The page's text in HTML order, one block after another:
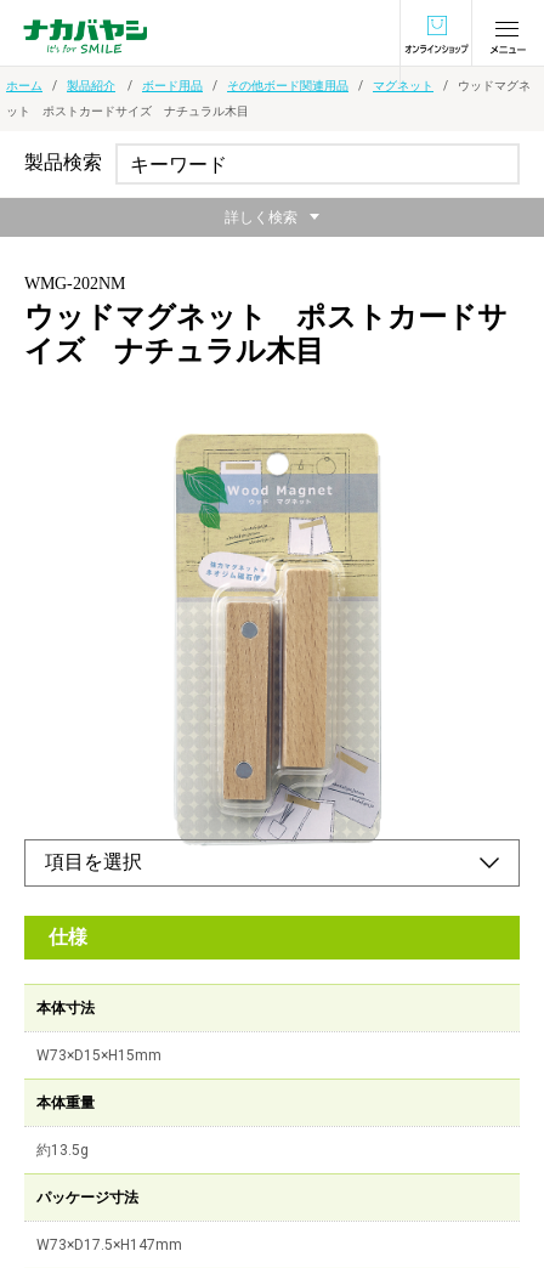
オンラインショ
ホーム 製品紹介 ボード用品 その他ボード関連用品 マグネット
ウッドマグネ
ット ポストカードサイズ ナチュラル木目
WMG-202NM
ウッドマグネット ポストカードサ
イズ ナチュラル木目
強力マグネットネオジム磁石使用
インテリアに溶け込む風合いのある木のマグネット
オンラインショップ
仕様
本体寸法
W73×D15×H15mm
本体重量
約13.5g
パッケージ寸法
W73×D17.5×H147mm
製品検索
詳しく検索